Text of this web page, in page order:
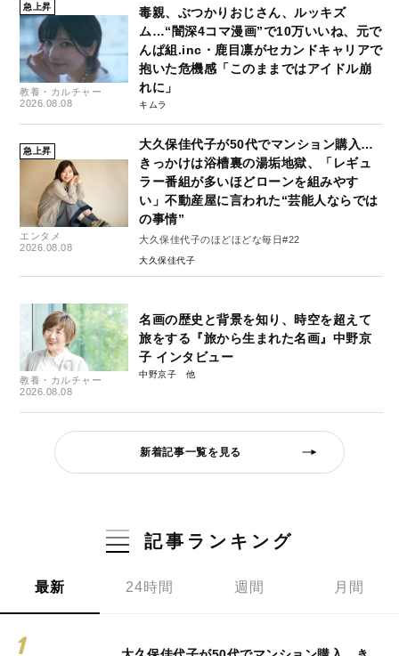
急上昇
教養・カルチャー
2026.08.08
毒親、ぶつかりおじさん、ルッキズ
ム…“闇深4コマ漫画”で10万いいね、元で
んぱ組.inc・鹿目凛がセカンドキャリアで
抱いた危機感「このままではアイドル崩
れに」
キムラ
急上昇
エンタメ
2026.08.08
大久保佳代子が50代でマンション購入…
きっかけは浴槽裏の湯垢地獄、「レギュ
ラー番組が多いほどローンを組みやす
い」不動産屋に言われた“芸能人ならでは
の事情”
大久保佳代子のほどほどな毎日#22
大久保佳代子
教養・カルチャー
2026.08.08
名画の歴史と背景を知り、時空を超えて
旅をする『旅から生まれた名画』中野京
子 インタビュー
中野京子
新着記事一覧を見る
記事ランキング
最新 24時間 週間 月間